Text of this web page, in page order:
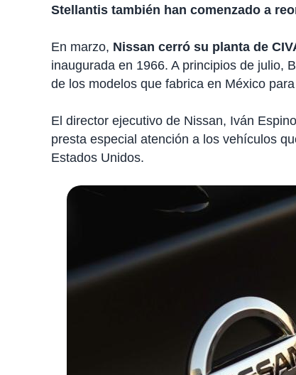
Stellantis también han comenzado a
En marzo, Nissan cerró su planta de
inaugurada en 1966. A principios de julio,
de los modelos que fabrica en México
El director ejecutivo de Nissan, Iván
presta especial atención a los vehículos
Estados Unidos.